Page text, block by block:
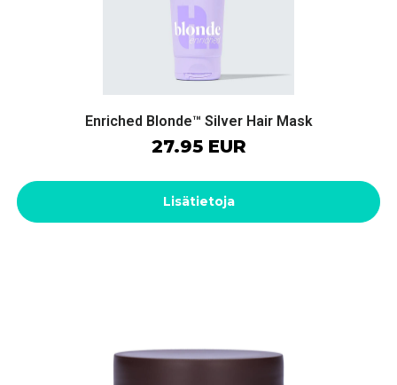
Enriched Blonde™ Silver Hair Mask
27.95 EUR
Lisätietoja